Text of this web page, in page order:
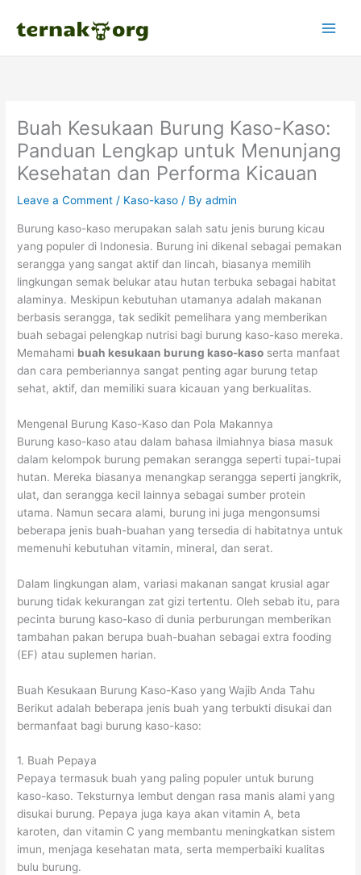
Buah Kesukaan Burung Kaso-Kaso:
Panduan Lengkap untuk Menunjang
Kesehatan dan Performa Kicauan
Leave a Comment / Kaso-kaso / Byadmin
Burung kaso-kaso merupakan salah satu jenis burung kicau
yang populer di Indonesia. Burung ini dikenal sebagai pemakan
serangga yang sangat aktif dan lincah, biasanya memilih
lingkungan semak belukar atau hutan terbuka sebagai habitat
alaminya. Meskipun kebutuhan utamanya adalah makanan
berbasis serangga, tak sedikit pemelihara yang memberikan
buah sebagai pelengkap nutrisi bagi burung kaso-kaso mereka.
Memahami buah kesukaan burung kaso-kaso serta manfaat
dan cara pemberiannya sangat penting agar burung tetap
sehat, aktif, dan memiliki suara kicauan yang berkualitas.
Mengenal Burung Kaso-Kaso dan Pola Makannya
Burung kaso-kaso atau dalam bahasa ilmiahnya biasa masuk
dalam kelompok burung pemakan serangga seperti tupai-tupai
hutan. Mereka biasanya menangkap serangga seperti jangkrik,
ulat, dan serangga kecil lainnya sebagai sumber protein
utama. Namun secara alami, burung ini juga mengonsumsi
beberapa jenis buah-buahan yang tersedia di habitatnya untuk
memenuhi kebutuhan vitamin, mineral, dan serat.
Dalam lingkungan alam, variasi makanan sangat krusial agar
burung tidak kekurangan zat gizi tertentu. Oleh sebab itu, para
pecinta burung kaso-kaso di dunia perburungan memberikan
tambahan pakan berupa buah-buahan sebagai extra fooding
(EF) atau suplemen harian.
Buah Kesukaan Burung Kaso-Kaso yang Wajib Anda Tahu
Berikut adalah beberapa jenis buah yang terbukti disukai dan
bermanfaat bagi burung kaso-kaso:
1. Buah Pepaya
Pepaya termasuk buah yang paling populer untuk burung
kaso-kaso. Teksturnya lembut dengan rasa manis alami yang
disukai burung. Pepaya juga kaya akan vitamin A, beta
karoten, dan vitamin C yang membantu meningkatkan sistem
imun, menjaga kesehatan mata, serta memperbaiki kualitas
bulu burung.